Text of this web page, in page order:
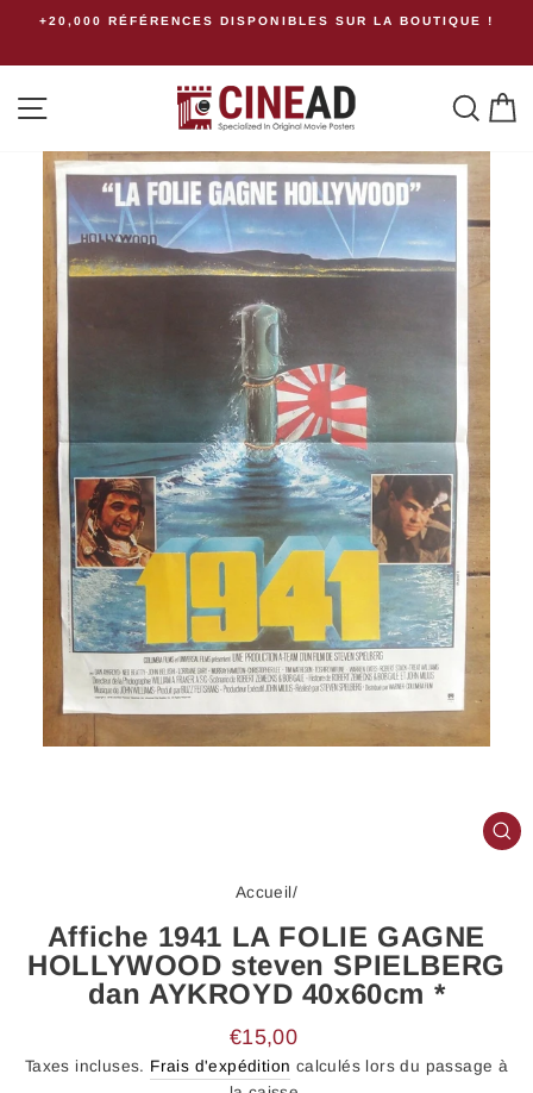
Passer+20,000 RÉFÉRENCES DISPONIBLES SUR LA BOUTIQUE !
Accueil/
Affiche 1941 LA FOLIE GAGNE
HOLLYWOOD steven SPIELBERG
dan AYKROYD 40x60cm *
Prix
régulier
€15,00
Taxes incluses. Frais d'expédition calculés lors du passage à